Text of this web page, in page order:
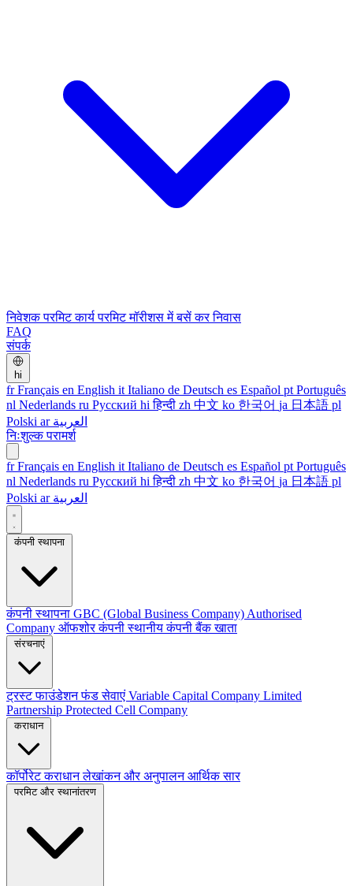
निवेशक परमिटकार्य परमिटमॉरीशस में बसेंकर निवास
FAQ
संपर्क
hi
frFrançais en English it Italiano de Deutsch es Español pt Português
nl Nederlands ru Русский hi हिन्दी zh 中文 ko 한국어 ja 日本語 pl
Polski ar العربية
निःशुल्क परामर्श
frFrançais en English it Italiano de Deutsch es Español pt Português
nl Nederlands ru Русский hi हिन्दी zh 中文 ko 한국어 ja 日本語 pl
Polski ar العربية
कंपनी स्थापना GBC (Global Business Company) Authorised
Company ऑफशोर कंपनीस्थानीय कंपनीबैंक खाता
ट्रस्टफाउंडेशनफंड सेवाएं Variable Capital Company Limited
Partnership Protected Cell Company
कराधान
कॉर्पोरेट कराधानलेखांकन और अनुपालनआर्थिक सार